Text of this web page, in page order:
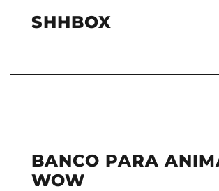
SHHBOX
BANCO PARA
WOW